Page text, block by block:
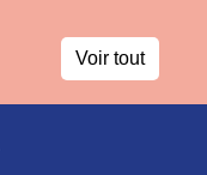
Voir tout